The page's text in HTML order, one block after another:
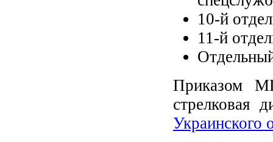
10-й
11-й
Приказом
стрелковая
Украинского